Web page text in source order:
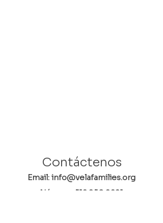
Contáctenos
Email: info@velafamilies.org
Número:
512.850.8281